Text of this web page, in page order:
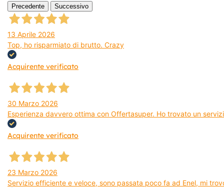
Precedente Successivo
13 Aprile 2026
Top, ho risparmiato di brutto. Crazy
Acquirente verificato
30 Marzo 2026
Esperienza davvero ottima con Offertasuper. Ho trovato un
Acquirente verificato
23 Marzo 2026
Servizio efficiente e veloce, sono passata poco fa ad Enel, mi